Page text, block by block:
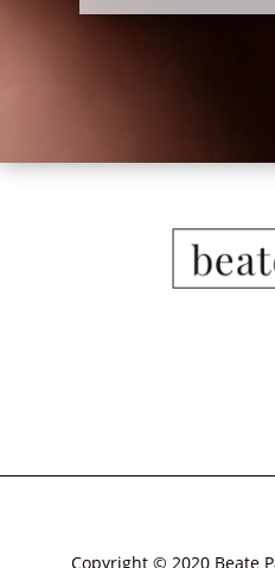
Copyright © 2020 Beate